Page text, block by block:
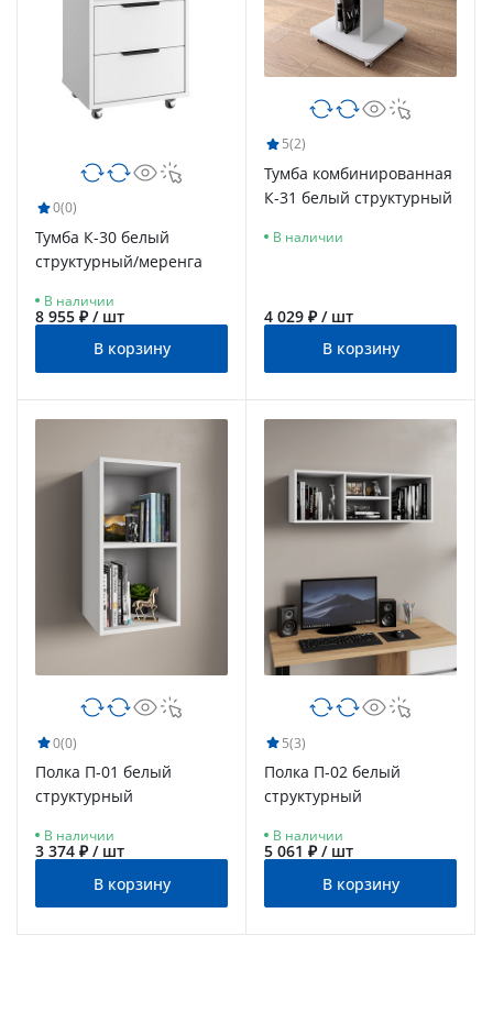
0(0)
Тумба К-30 белый
структурный/меренга
В наличии
8 955 ₽ / шт
В корзину
5(2)
Тумба комбинированная
К-31 белый структурный
В наличии
4 029 ₽ / шт
В корзину
0(0)
Полка П-01 белый
структурный
В наличии
3 374 ₽ / шт
В корзину
5(3)
Полка П-02 белый
структурный
В наличии
5 061 ₽ / шт
В корзину